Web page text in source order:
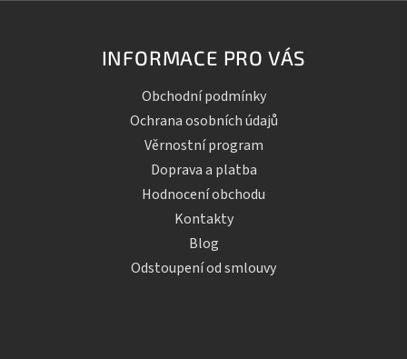
INFORMACE PRO VÁS
Obchodní podmínky
Ochrana osobních údajů
Věrnostní program
Doprava a platba
Hodnocení obchodu
Kontakty
Blog
Odstoupení od smlouvy